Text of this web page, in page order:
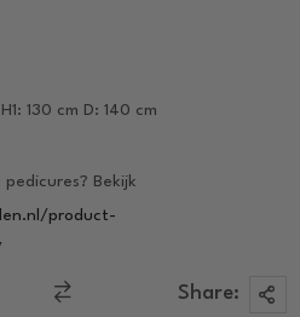
H1: 130 cm D: 140 cm
Bekijk
product-
Share: